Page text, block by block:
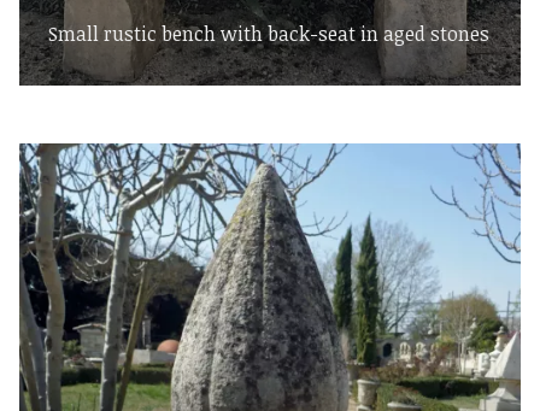
Small rustic bench with back-seat in aged stones